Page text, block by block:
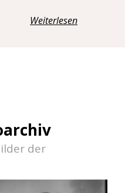
Weiterlesen
der